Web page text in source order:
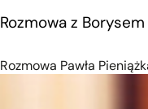
Rozmowa z
Rozmowa Pawła